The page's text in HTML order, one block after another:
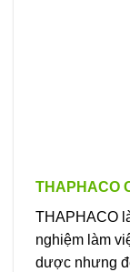
THAPHACO
THAPHACO
nghiệm làm
dược nhưng